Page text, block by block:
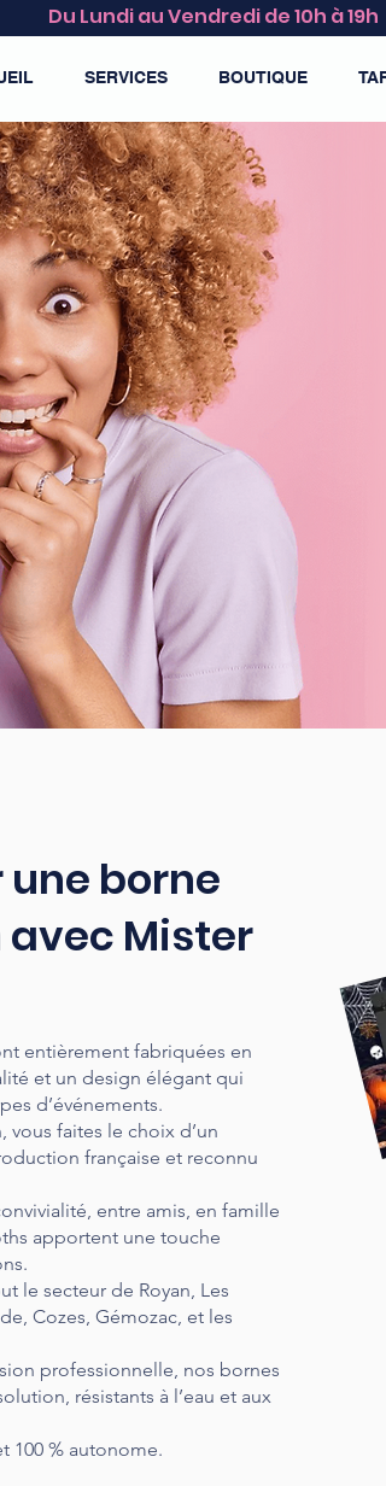
Du Lundi au Vendredi de 10h à 19h
SERVICES BOUTIQUE
borne
avec Mister
entièrement fabriquées en
et un design élégant qui
d’événements.
vous faites le choix d’un
française et reconnu
entre amis, en famille
apportent une touche
le secteur de Royan, Les
Cozes, Gémozac, et les
professionnelle, nos bornes
résistants à l’eau et aux
100 % autonome.